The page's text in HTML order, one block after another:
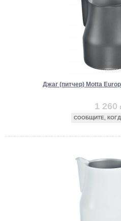
Джаг (питчер) Motta
1 260
СООБЩИТЕ,